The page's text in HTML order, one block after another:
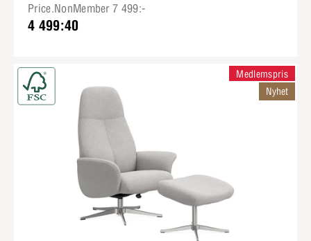
Price.NonMember 7 499:-
4 499:40
Medlemspris
Nyhet